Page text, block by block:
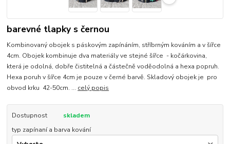
barevné tlapky s černou
Kombinovaný obojek s páskovým zapínáním, stříbrným kováním a v šířce
4cm. Obojek kombinuje dva materiály ve stejné šířce - kočárkovina,
která je odolná, dobře čistitelná a částečně voděodolná a hexa popruh.
Hexa poruh v šířce 4cm je pouze v černé barvě. Skladový obojek je pro
obvod krku 42-50cm. ... celý popis
Dostupnost
skladem
typ zapínaní a barva kování